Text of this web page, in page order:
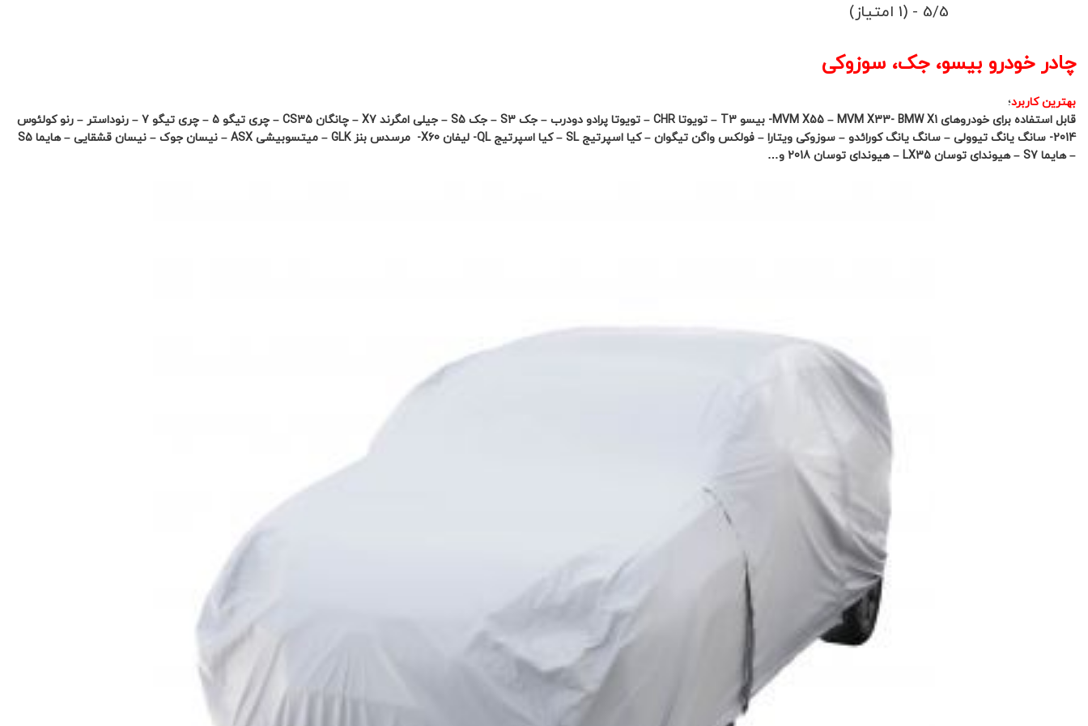
5/5 - (1 امتیاز)
چادر خودرو بیسو، جک، سوزوکی
بهترین کاربرد؛
قابل استفاده برای خودروهای MVM X55 – MVM X33- BMW X1- بیسو T3 – تویوتا CHR – تویوتا پرادو دودرب – جک S3 – جک S5 – جیلی امگرند X7 – چانگان CS35 – چری تیگو 5 – چری تیگو 7 – رنوداستر – رنو کولئوس
– هایما S7 – هیوندای توسان LX35 – هیوندای توسان 2018 و…